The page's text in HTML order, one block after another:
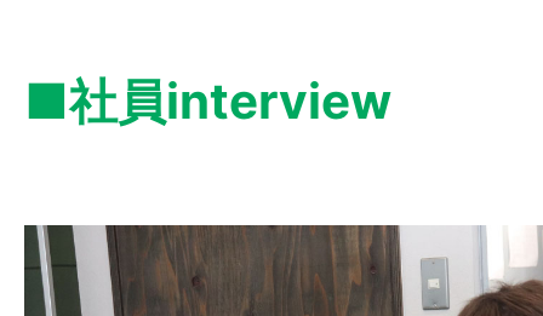
■社員interview